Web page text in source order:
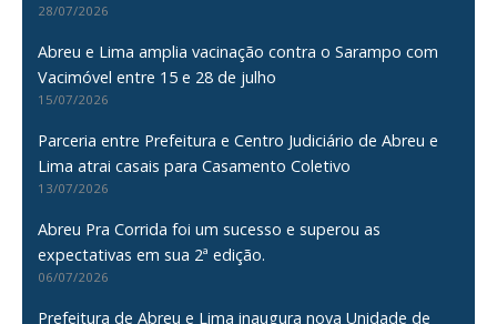
28/07/2026
Abreu e Lima amplia vacinação contra o Sarampo com
Vacimóvel entre 15 e 28 de julho
15/07/2026
Parceria entre Prefeitura e Centro Judiciário de Abreu e
Lima atrai casais para Casamento Coletivo
13/07/2026
Abreu Pra Corrida foi um sucesso e superou as
expectativas em sua 2ª edição.
06/07/2026
Prefeitura de Abreu e Lima inaugura nova Unidade de